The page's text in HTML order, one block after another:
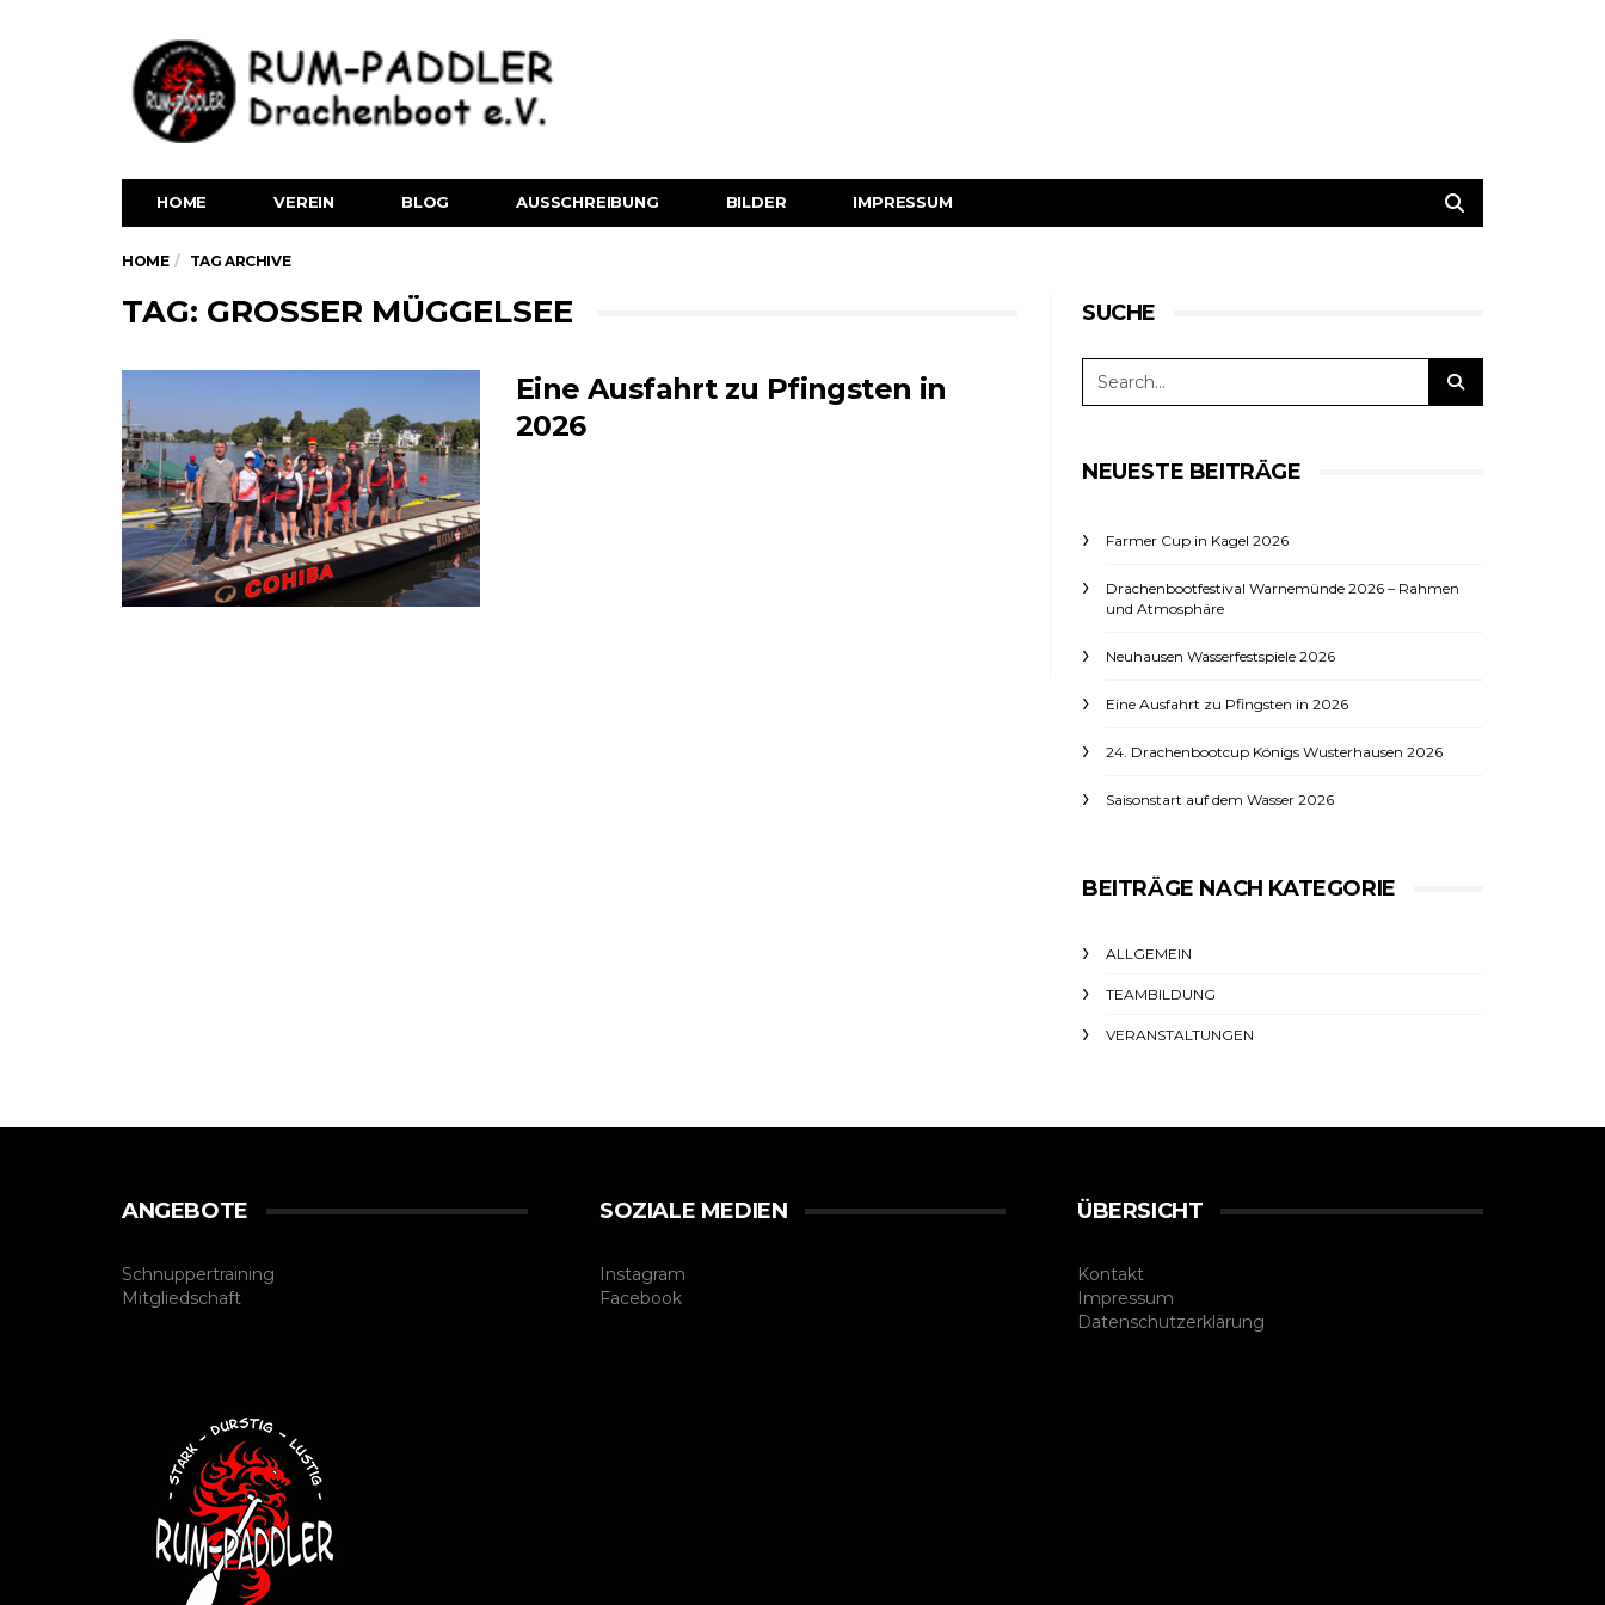
HOME VEREIN BLOG AUSSCHREIBUNG BILDER IMPRESSUM
HOME TAG ARCHIVE
TAG: GROSSER MÜGGELSEE
Eine Ausfahrt zu Pfingsten in
2026
SUCHE
NEUESTE BEITRÄGE
Farmer Cup in Kagel 2026
Drachenbootfestival Warnemünde 2026 – Rahmen
und Atmosphäre
Neuhausen Wasserfestspiele 2026
Eine Ausfahrt zu Pfingsten in 2026
24. Drachenbootcup Königs Wusterhausen 2026
Saisonstart auf dem Wasser 2026
BEITRÄGE NACH KATEGORIE
ALLGEMEIN
TEAMBILDUNG
VERANSTALTUNGEN
ANGEBOTE
Schnuppertraining
Mitgliedschaft
SOZIALE MEDIEN
Instagram
Facebook
ÜBERSICHT
Kontakt
Impressum
Datenschutzerklärung